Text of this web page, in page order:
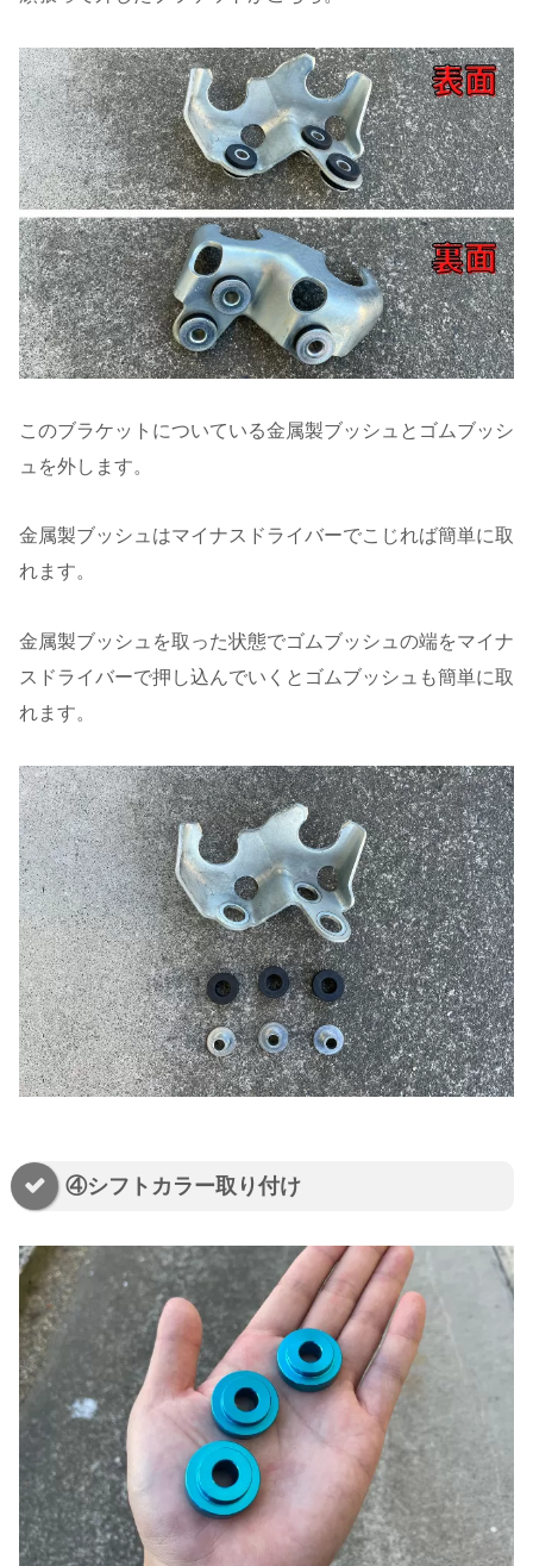
このブラケットについている金属製ブッシュとゴムブッシ
ュを外します。
金属製ブッシュはマイナスドライバーでこじれば簡単に取
れます。
金属製ブッシュを取った状態でゴムブッシュの端をマイナ
スドライバーで押し込んでいくとゴムブッシュも簡単に取
れます。
④シフトカラー取り付け